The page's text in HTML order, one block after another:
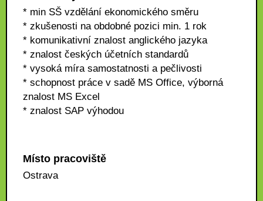
* min SŠ vzdělání ekonomického směru
* zkušenosti na obdobné pozici min. 1 rok
* komunikativní znalost anglického jazyka
* znalost českých účetních standardů
* vysoká míra samostatnosti a pečlivosti
* schopnost práce v sadě MS Office, výborná
znalost MS Excel
* znalost SAP výhodou
Místo pracoviště
Ostrava